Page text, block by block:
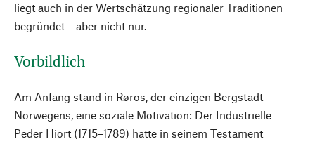
liegt auch in der Wertschätzung regionaler Traditionen
begründet – aber nicht nur.
Vorbildlich
Am Anfang stand in Røros, der einzigen Bergstadt
Norwegens, eine soziale Motivation: Der Industrielle
Peder Hiort (1715–1789) hatte in seinem Testament